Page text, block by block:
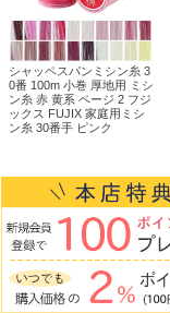
シャッペスパンミシン糸 3
0番 100m 小巻 厚地用 ミシ
ン糸 赤 黄系 ページ 2 フジ
ックス FUJIX 家庭用ミシ
ン糸 30番手 ピンク